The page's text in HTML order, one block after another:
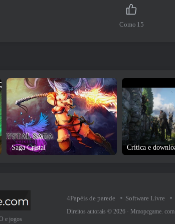
Como 15
Saga Cristal
e jogos
4Papéis de parede Software Livre
Direitos autorais © 2026 · Mmopcgame. com